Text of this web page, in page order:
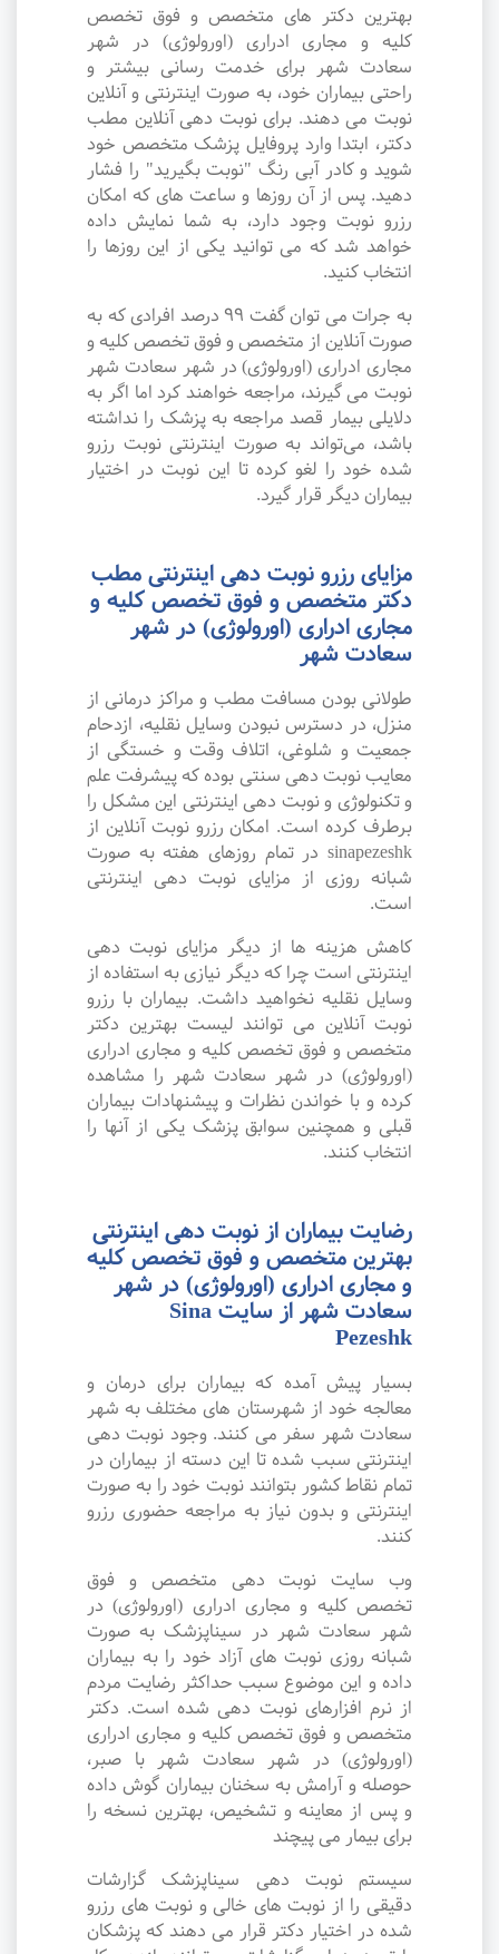
بهترین دکتر های متخصص و فوق تخصص
کلیه و مجاری ادراری (اورولوژی) در شهر
سعادت شهر برای خدمت رسانی بیشتر و
راحتی بیماران خود، به صورت اینترنتی و آنلاین
نوبت می دهند. برای نوبت دهی آنلاین مطب
دکتر، ابتدا وارد پروفایل پزشک متخصص خود
شوید و کادر آبی رنگ "نوبت بگیرید" را فشار
دهید. پس از آن روزها و ساعت های که امکان
رزرو نوبت وجود دارد، به شما نمایش داده
خواهد شد که می توانید یکی از این روزها را
انتخاب کنید.
به جرات می‌ توان گفت ۹۹ درصد افرادی که به
صورت آنلاین از متخصص و فوق تخصص کلیه و
مجاری ادراری (اورولوژی) در شهر سعادت شهر
نوبت می گیرند، مراجعه خواهند کرد اما اگر به
دلایلی بیمار قصد مراجعه به پزشک را نداشته
باشد، می‌تواند به صورت اینترنتی نوبت رزرو
شده خود را لغو کرده تا این نوبت در اختیار
بیماران دیگر قرار گیرد.
مزایای رزرو نوبت دهی اینترنتی مطب
دکتر متخصص و فوق تخصص کلیه و
مجاری ادراری (اورولوژی) در شهر
سعادت شهر
طولانی بودن مسافت مطب و مراکز درمانی از
منزل، در دسترس نبودن وسایل نقلیه، ازدحام
جمعیت و شلوغی، اتلاف وقت و خستگی از
معایب نوبت دهی سنتی بوده که پیشرفت علم
و تکنولوژی و نوبت دهی اینترنتی این مشکل را
برطرف کرده است. امکان رزرو نوبت آنلاین از
sinapezeshk در تمام روزهای هفته به صورت
شبانه روزی از مزایای نوبت دهی اینترنتی
است.
کاهش هزینه ها از دیگر مزایای نوبت دهی
اینترنتی است چرا که دیگر نیازی به استفاده از
وسایل نقلیه نخواهید داشت. بیماران با رزرو
نوبت آنلاین می توانند لیست بهترین دکتر
متخصص و فوق تخصص کلیه و مجاری ادراری
(اورولوژی) در شهر سعادت شهر را مشاهده
کرده و با خواندن نظرات و پیشنهادات بیماران
قبلی و همچنین سوابق پزشک یکی از آنها را
انتخاب کنند.
رضایت بیماران از نوبت دهی اینترنتی
بهترین متخصص و فوق تخصص کلیه
و مجاری ادراری (اورولوژی) در شهر
سعادت شهر از سایت Sina
Pezeshk
بسیار پیش آمده که بیماران برای درمان و
معالجه خود از شهرستان های مختلف به شهر
سعادت شهر سفر می کنند. وجود نوبت دهی
اینترنتی سبب شده تا این دسته از بیماران در
تمام نقاط کشور بتوانند نوبت خود را به صورت
اینترنتی و بدون نیاز به مراجعه حضوری رزرو
کنند.
وب سایت نوبت دهی متخصص و فوق
تخصص کلیه و مجاری ادراری (اورولوژی) در
شهر سعادت شهر در سیناپزشک به صورت
شبانه روزی نوبت های آزاد خود را به بیماران
داده و این موضوع سبب حداکثر رضایت مردم
از نرم افزارهای نوبت دهی شده است. دکتر
متخصص و فوق تخصص کلیه و مجاری ادراری
(اورولوژی) در شهر سعادت شهر با صبر،
حوصله و آرامش به سخنان بیماران گوش داده
و پس از معاینه و تشخیص، بهترین نسخه را
برای بیمار می پیچند
سیستم نوبت دهی سیناپزشک گزارشات
دقیقی را از نوبت های خالی و نوبت های رزرو
شده در اختیار دکتر قرار می دهند که پزشکان